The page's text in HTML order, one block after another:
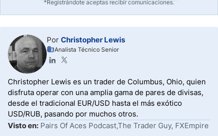
*Registrándote aceptas recibir comunicaciones.
Por Christopher Lewis
Analista Técnico Senior
Christopher Lewis es un trader de Columbus, Ohio, quien
disfruta operar con una amplia gama de pares de divisas,
desde el tradicional EUR/USD hasta el más exótico
USD/RUB, pasando por muchos otros.
Visto en: Pairs Of Aces Podcast,The Trader Guy, FXEmpire